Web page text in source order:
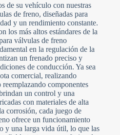
de su vehículo con nuestras
de freno, diseñadas para
y un rendimiento constante.
los más altos estándares de la
válvulas de freno
en la regulación de la
un frenado preciso y
de conducción. Ya sea
comercial, realizando
componentes
un control y una
con materiales de alta
corrosión, cada juego de
ofrece un funcionamiento
y una larga vida útil, lo que las